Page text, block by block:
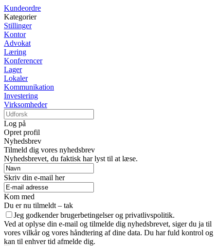
Kundeordre
Kategorier
Stillinger
Kontor
Advokat
Læring
Konferencer
Lager
Lokaler
Kommunikation
Investering
Virksomheder
Log på
Opret profil
Nyhedsbrev
Tilmeld dig vores nyhedsbrev
Nyhedsbrevet, du faktisk har lyst til at læse.
Skriv din e-mail her
Kom med
Du er nu tilmeldt – tak
Jeg godkender brugerbetingelser og privatlivspolitik.
Ved at oplyse din e-mail og tilmelde dig nyhedsbrevet, siger du ja til
vores vilkår og vores håndtering af dine data. Du har fuld kontrol og
kan til enhver tid afmelde dig.